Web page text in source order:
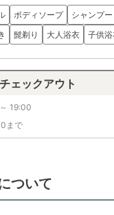
ボディソープ
シャンプ
髭剃り 大人浴衣 子供
ェックアウト
19:00
まで
ついて